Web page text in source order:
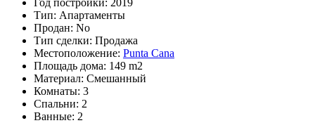
Тип: Апартаменты
Продан: No
Тип сделки: Продажа
Местоположение: Punta Cana
Площадь дома: 149 m2
Материал: Смешанный
Комнаты: 3
Спальни: 2
Ванные: 2